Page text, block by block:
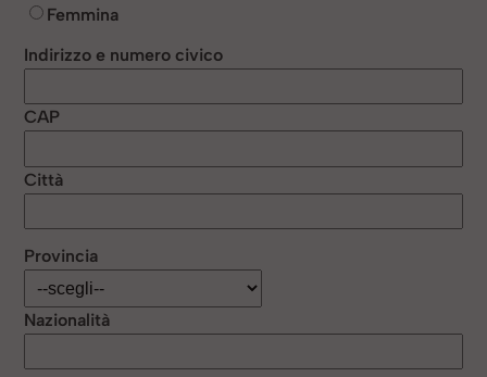
Femmina
Indirizzo e numero civico
CAP
Città
Provincia
Nazionalità